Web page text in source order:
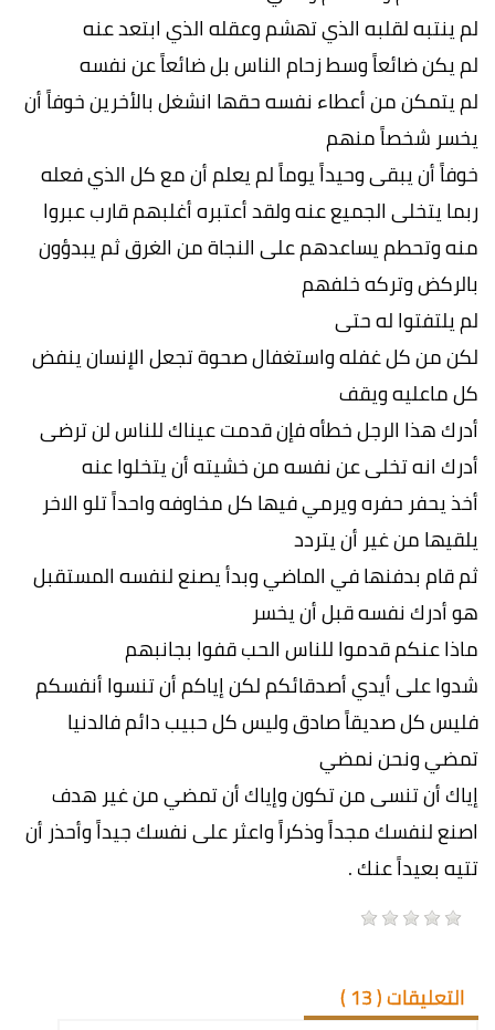
لم ينتبه لقلبه الذي تهشم وعقله الذي ابتعد عنه
لم يكن ضائعاً وسط زحام الناس بل ضائعاً عن نفسه
لم يتمكن من أعطاء نفسه حقها انشغل بالأخرين خوفاً أن
يخسر شخصاً منهم
خوفاً أن يبقى وحيداً يوماً لم يعلم أن مع كل الذي فعله
ربما يتخلى الجميع عنه ولقد أعتبره أغلبهم قارب عبروا
منه وتحطم يساعدهم على النجاة من الغرق ثم يبدؤون
بالركض وتركه خلفهم
لم يلتفتوا له حتى
لكن من كل غفله واستغفال صحوة تجعل الإنسان ينفض
كل ماعليه ويقف
أدرك هذا الرجل خطأه فإن قدمت عيناك للناس لن ترضى
أدرك انه تخلى عن نفسه من خشيته أن يتخلوا عنه
أخذ يحفر حفره ويرمي فيها كل مخاوفه واحداً تلو الاخر
يلقيها من غير أن يتردد
ثم قام بدفنها في الماضي وبدأ يصنع لنفسه المستقبل
هو أدرك نفسه قبل أن يخسر
ماذا عنكم قدموا للناس الحب قفوا بجانبهم
شدوا على أيدي أصدقائكم لكن إياكم أن تنسوا أنفسكم
فليس كل صديقاً صادق وليس كل حبيب دائم فالدنيا
تمضي ونحن نمضي
إياك أن تنسى من تكون وإياك أن تمضي من غير هدف
اصنع لنفسك مجداً وذكراً واعثر على نفسك جيداً وأحذر أن
تتيه بعيداً عنك .
التعليقات (13
)